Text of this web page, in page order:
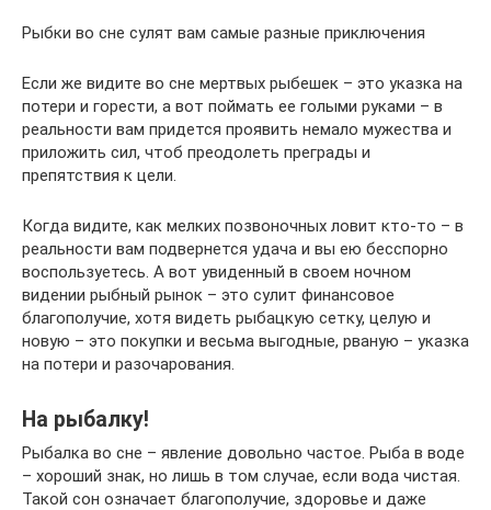
Рыбки во сне сулят вам самые разные приключения
Если же видите во сне мертвых рыбешек – это указка на
потери и горести, а вот поймать ее голыми руками – в
реальности вам придется проявить немало мужества и
приложить сил, чтоб преодолеть преграды и
препятствия к цели.
Когда видите, как мелких позвоночных ловит кто-то – в
реальности вам подвернется удача и вы ею бесспорно
воспользуетесь. А вот увиденный в своем ночном
видении рыбный рынок – это сулит финансовое
благополучие, хотя видеть рыбацкую сетку, целую и
новую – это покупки и весьма выгодные, рваную – указка
на потери и разочарования.
На рыбалку!
Рыбалка во сне – явление довольно частое. Рыба в воде
– хороший знак, но лишь в том случае, если вода чистая.
Такой сон означает благополучие, здоровье и даже